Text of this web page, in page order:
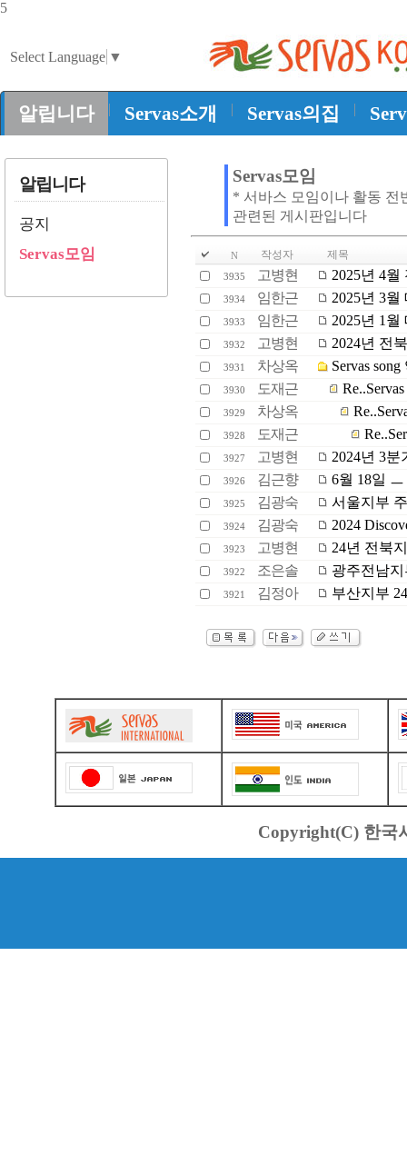
5
Select Language ▼
알립니다 | Servas소개 | Servas의집 |
알립니다
공지
Servas모임
Servas모임
* 서바스 모임이나 활동 전
관련된 게시판입니다
N 작성자 제목
3935 고병현 2025년 4
3934 임한근 2025년 3
3933 임한근 2025년 1
3932 고병현 2024년 전
3931 차상옥 Servas
3930 도재근
3929 차상옥
3928 도재근
3927 고병현 2024년 3
3926 김근향 6월 18일
3925 김광숙 서울지부
3924 김광숙 2024
3923 고병현 24년 전북
3922 조은솔 광주전남지
3921 김정아 부산지부
Copyright(C) 한국